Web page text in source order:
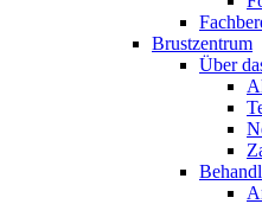
Brustzentrum
Über